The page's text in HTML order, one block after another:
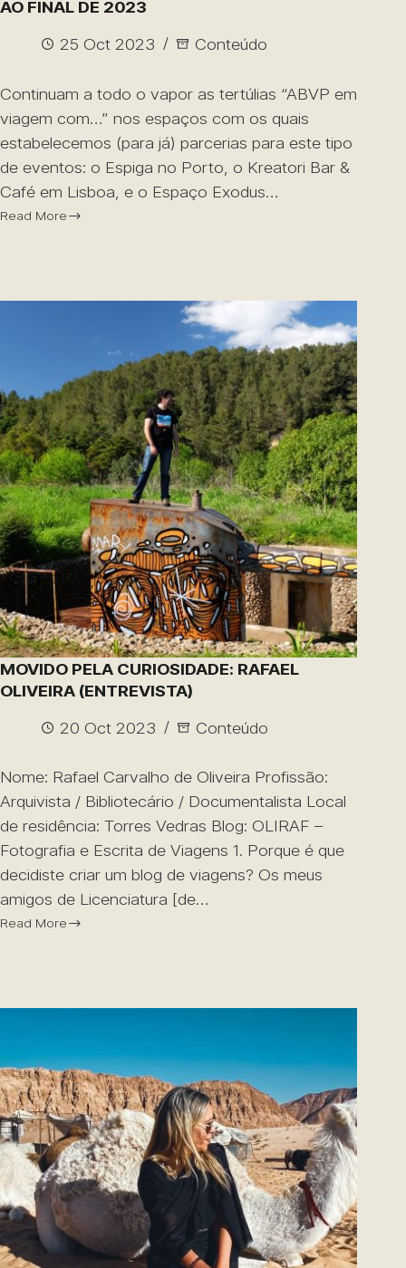
AO FINAL DE 2023
25 Oct 2023
Conteúdo
Continuam a todo o vapor as tertúlias “ABVP em
viagem com…” nos espaços com os quais
estabelecemos (para já) parcerias para este tipo
de eventos: o Espiga no Porto, o Kreatori Bar &
Café em Lisboa, e o Espaço Exodus…
Read More
MOVIDO PELA CURIOSIDADE: RAFAEL
OLIVEIRA (ENTREVISTA)
20 Oct 2023
Conteúdo
Nome: Rafael Carvalho de Oliveira Profissão:
Arquivista / Bibliotecário / Documentalista Local
de residência: Torres Vedras Blog: OLIRAF –
Fotografia e Escrita de Viagens 1. Porque é que
decidiste criar um blog de viagens? Os meus
amigos de Licenciatura [de…
Read More